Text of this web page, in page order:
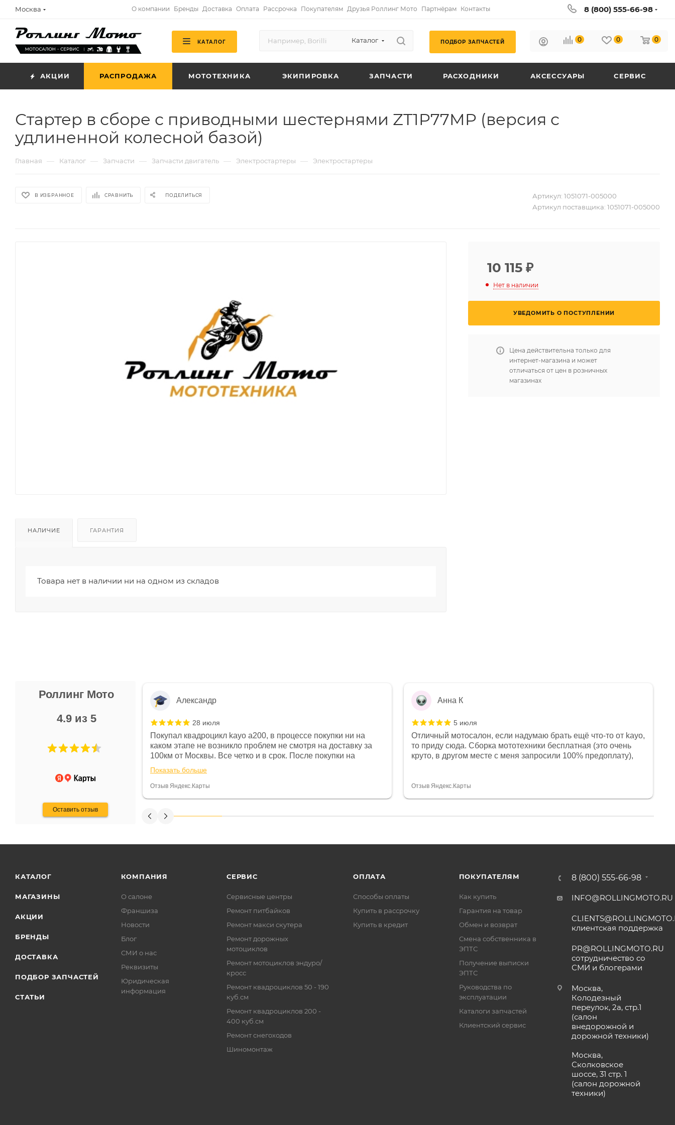
Москва О компании Бренды Доставка Оплата Рассрочка Покупателям Друзья Роллинг Мото Партнёрам Контакты 8 (800) 555-66-98
КАТАЛОГ Каталог ПОДБОР ЗАПЧАСТЕЙ 0 0 0
АКЦИИ РАСПРОДАЖА МОТОТЕХНИКА ЭКИПИРОВКА ЗАПЧАСТИ РАСХОДНИКИ АКСЕССУАРЫ СЕРВИС
Стартер в сборе с приводными шестернями ZT1P77MP (версия с
удлиненной колесной базой)
Главная — Каталог — Запчасти — Запчасти двигатель — Электростартеры — Электростартеры
В ИЗБРАННОЕ СРАВНИТЬ ПОДЕЛИТЬСЯ Артикул: 1051071-005000
Артикул поставщика: 1051071-005000
НАЛИЧИЕ ГАРАНТИЯ
Товара нет в наличии ни на одном из складов
10 115 ₽
Нет в наличии
УВЕДОМИТЬ О ПОСТУПЛЕНИИ
Цена действительна только для
интернет-магазина и может
отличаться от цен в розничных
магазинах
Роллинг Мото
4.9 из 5
Оставить отзыв
Не понравились условия
и дают только на год)
Александр
28 июля
Покупал квадроцикл kayo a200, в процессе покупки ни на
каком этапе не возникло проблем не смотря на доставку за
100км от Москвы. Все четко и в срок. После покупки на
спидометре всегда был 0, при этом представители магазина
постоянно были на связи и в итоге проблема была решена.
Считаю, что это говорит о небезразличии к клиенту после
Показать больше
Отзыв Яндекс.Карты
Анна К
5 июля
Отличный мотосалон, если надумаю брать ещё что-то от kayo,
то приду сюда. Сборка мототехники бесплатная (это очень
круто, в другом месте с меня запросили 100% предоплату),
спасибо отдельное, всегда на связи, очень детально всё
Отзыв Яндекс.Карты
КАТАЛОГ
МАГАЗИНЫ
АКЦИИ
БРЕНДЫ
ДОСТАВКА
ПОДБОР ЗАПЧАСТЕЙ
СТАТЬИ
КОМПАНИЯ
О салоне
Франшиза
Новости
Блог
СМИ о нас
Реквизиты
Юридическая
информация
СЕРВИС
Сервисные центры
Ремонт питбайков
Ремонт макси скутера
Ремонт дорожных
мотоциклов
Ремонт мотоциклов эндуро/
кросс
Ремонт квадроциклов 50 - 190
куб.см
Ремонт квадроциклов 200 -
400 куб.см
Ремонт снегоходов
Шиномонтаж
ОПЛАТА
Способы оплаты
Купить в рассрочку
Купить в кредит
ПОКУПАТЕЛЯМ
Как купить
Гарантия на товар
Обмен и возврат
Смена собственника в
ЭПТС
Получение выписки
ЭПТС
Руководства по
эксплуатации
Каталоги запчастей
Клиентский сервис
8 (800) 555-66-98
INFO@ROLLINGMOTO.RU
клиентская поддержка
PR@ROLLINGMOTO.RU
сотрудничество со
СМИ и блогерами
Москва,
Колодезный
переулок, 2а, стр.1
(салон
внедорожной и
дорожной техники)
Москва,
Сколковское
шоссе, 31 стр. 1
(салон дорожной
техники)